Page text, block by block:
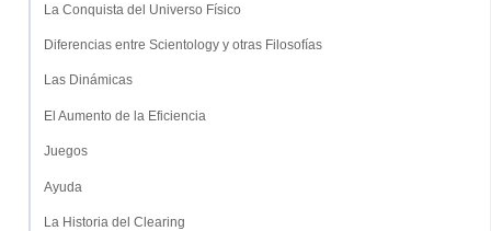
La Conquista del Universo Físico
Diferencias entre Scientology y otras Filosofías
Las Dinámicas
El Aumento de la Eficiencia
Juegos
Ayuda
La Historia del Clearing